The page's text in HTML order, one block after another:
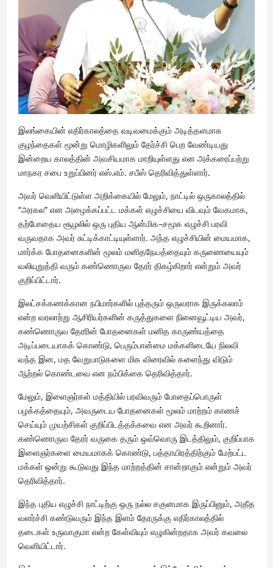
இலங்கையின் எதிர்காலத்தை வடிவமைக்கும் அடித்தளமாக
குழந்தைகள் மூன்று மொழிகளிலும் தேர்ச்சி பெற வேண்டியது
இன்றைய காலத்தின் அவசியமாக மாறியுள்ளது என அக்கரைப்பற்று
மாநகர சபை உறுப்பினர் எஸ்.எம். சபீஸ் தெரிவித்துள்ளார்.
அவர் வெளியிட்டுள்ள அறிக்கையில் மேலும், நாட்டில் ஒருகாலத்தில்
“அரகல” என அழைக்கப்பட்ட மக்கள் எழுச்சியை விடவும் வேகமாக,
தற்போதைய சூழலில் ஒரு புதிய ஆன்மிக–சமூக எழுச்சி பரவி
வருவதாக அவர் சுட்டிக்காட்டியுள்ளார். அந்த எழுச்சியின் மையமாக,
மார்க்க போதனைகளின் மூலம் மனிதநேயத்தையும் கருணையையும்
வலியுறுத்தி வரும் கண்ணொருவ தேரர் திகழ்கிறார் என்றும் அவர்
குறிப்பிட்டார்.
இலட்சக்கணக்கான நபிமார்களில் புத்தரும் ஒருவராக இருக்கலாம்
என்ற வரலாற்று ஆசிரியர்களின் கருத்துகளை நினைவூட்டிய அவர்,
கண்ணொருவ தேரரின் போதனைகள் மனித காருண்யத்தை
அடிப்படையாகக் கொண்டு, பெரும்பான்மை மக்களிடையே நிலவி
வந்த இன, மத வேறுபாடுகளை மிக விரைவில் களைந்து விடும்
ஆற்றல் கொண்டவை என நம்பிக்கை தெரிவித்தார்.
மேலும், இளைஞர்கள் மத்தியில் பரவிவரும் போதைப்பொருள்
பழக்கத்தையும், அவருடைய போதனைகள் மூலம் மாற்றம் காணச்
செய்யும் முயற்சிகள் குறிப்பிடத்தக்கவை என அவர் கூறினார்.
கண்ணொருவ தேரர் வருகை தரும் ஒவ்வொரு இடத்திலும், குறிப்பாக
இளைஞர்களை மையமாகக் கொண்டு, பத்தாயிரத்திற்கும் மேற்பட்ட
மக்கள் ஒன்று கூடுவது இந்த மாற்றத்தின் சான்றாகும் என்றும் அவர்
தெரிவித்தார்.
இந்த புதிய எழுச்சி நாட்டிற்கு ஒரு நல்ல சகுனமாக இருப்பினும், அதீத
வளர்ச்சி கண்டுவரும் இந்த இளம் தேரருக்கு எதிர்காலத்தில்
தடைகள் உருவாகுமா என்ற கேள்வியும் எழுகின்றதாக அவர் கவலை
வெளியிட்டார்.